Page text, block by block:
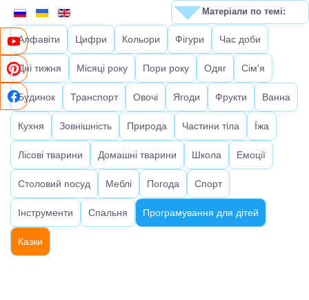
Алфавіти Цифри Кольори Фігури Час доби
Дні тижня Місяці року Пори року Одяг Сім'я
Будинок Транспорт Овочі Ягоди Фрукти Ванна
Кухня Зовнішність Природа Частини тіла Їжа
Лісові тварини Домашні тварини Школа Емоції
Столовий посуд Меблі Погода Спорт
Інструменти Спальня Програмування для дітей
Казки
Матеріали по темі: